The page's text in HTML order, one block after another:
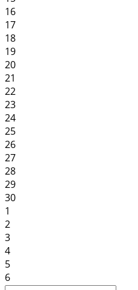
16
17
18
19
20
21
22
23
24
25
26
27
28
29
30
1
2
3
4
5
6